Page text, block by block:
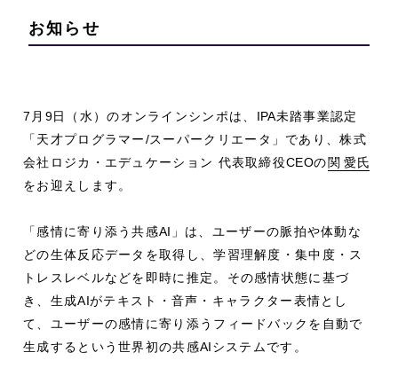
お知らせ
7月 9日（水）のオンラインシンポは、 IPA未踏事業認定
「天才プログラマー/スーパークリエータ」であり、株式
会社ロジカ・エデュケーション 代表取締役CEOの関 愛氏
をお迎えします。
「感情に寄り添う共感AI 」は、ユーザーの脈拍や体動な
どの生体反応データを取得し、学習理解度・集中度・ス
トレスレベルなどを即時に推定。その感情状態に基づ
き、生成AIがテキスト・音声・キャラクター表情とし
て、ユーザーの感情に寄り添うフィードバックを自動で
生成するという世界初の共感AIシステムです。